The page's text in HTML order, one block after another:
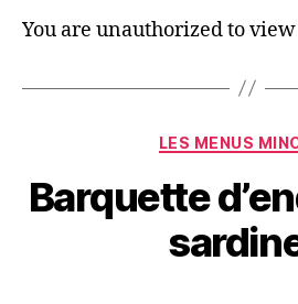
You are unauthorized to
LES MENUS
Barquette